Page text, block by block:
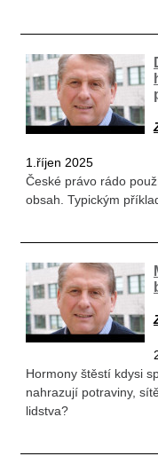
1.říjen 2025
České právo rádo
obsah. Typickým
Hormony štěstí kdysi
nahrazují potraviny,
lidstva?